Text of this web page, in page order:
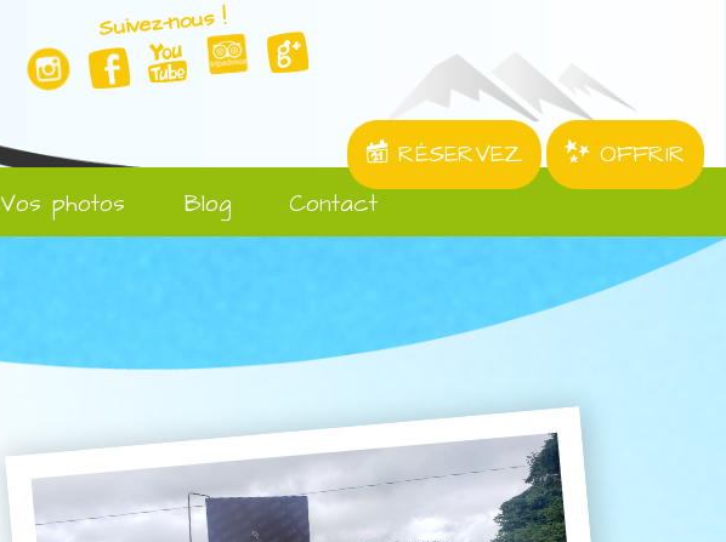
Suivez-nous !
RÉSERVEZ
OFFRIR
Vos photos Blog Contact